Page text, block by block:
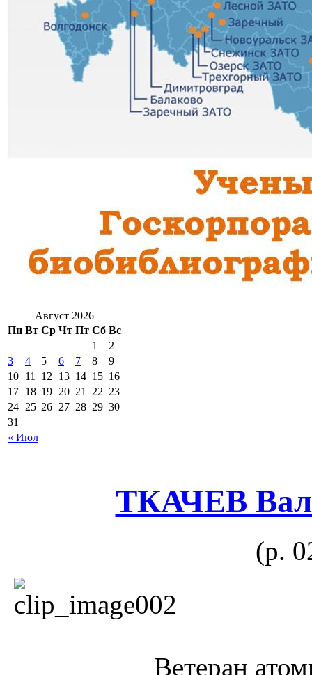
Август 2026
Пн Вт Ср Чт Пт Сб Вс
« Июл
1
2
3
4 5 6 7 8
9
10 11 12 13 14 15 16
17 18 19 20 21 22 23
24 25 26 27 28 29 30
31
ТКАЧЕВ
(р.
Ветеран